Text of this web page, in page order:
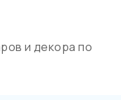
и декора по